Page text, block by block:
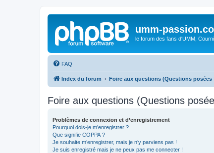
umm-
le forum des fans d'UMM,
FAQ
Index du forum Foire aux questions (Questions posées
Foire aux questions (Questions
Problèmes de connexion et d’enregistrement
Pourquoi dois-je m’enregistrer ?
Que signifie COPPA ?
Je souhaite m’enregistrer, mais je n’y parviens pas !
Je suis enregistré mais je ne peux pas me connecter !